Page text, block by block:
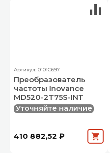
Артикул: 0101C697
Преобразователь
частоты Inovance
MD520-2T75S-INT
Уточняйте наличие
410 882,52 ₽